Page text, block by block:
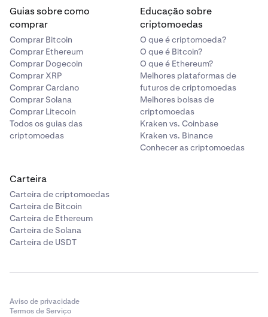
Guias sobre como
comprar
Comprar Bitcoin
Comprar Ethereum
Comprar Dogecoin
Comprar XRP
Comprar Cardano
Comprar Solana
Comprar Litecoin
Todos os guias das
criptomoedas
Educação sobre
criptomoedas
O que é criptomoeda?
O que é Bitcoin?
O que é Ethereum?
Melhores plataformas de
futuros de criptomoedas
Melhores bolsas de
criptomoedas
Kraken vs. Coinbase
Kraken vs. Binance
Conhecer as criptomoedas
Carteira
Carteira de criptomoedas
Carteira de Bitcoin
Carteira de Ethereum
Carteira de Solana
Carteira de USDT
Aviso de privacidade
Termos de Serviço